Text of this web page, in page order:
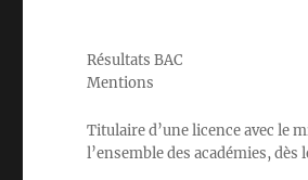
Résultats BAC
Mentions
Titulaire d’une licence avec le
l’ensemble des académies,